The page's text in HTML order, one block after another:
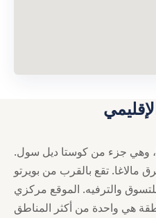
وهي جزء من كوستا ديل سول.
حوالي 50 كم شرق مالاغا. تقع بالقرب من بويرتو
والترفيه. الموقع مركزي
هي واحدة من أكثر المناطق